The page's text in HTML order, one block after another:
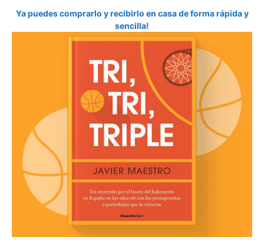
Ya puedes comprarlo y recibirlo en casa de forma rápida y
sencilla!